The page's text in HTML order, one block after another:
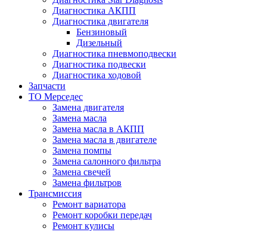
Диагностика АКПП
Диагностика двигателя
Бензиновый
Дизельный
Диагностика пневмоподвески
Диагностика подвески
Диагностика ходовой
Запчасти
ТО Мерседес
Замена двигателя
Замена масла
Замена масла в АКПП
Замена масла в двигателе
Замена помпы
Замена салонного фильтра
Замена свечей
Замена фильтров
Трансмиссия
Ремонт вариатора
Ремонт коробки передач
Ремонт кулисы